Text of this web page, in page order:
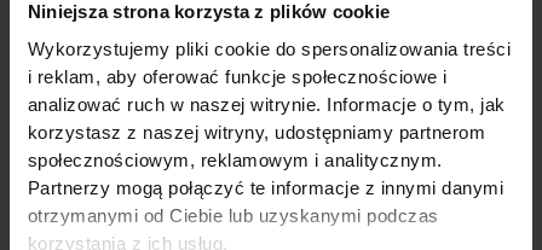
Niniejsza strona korzysta z plików cookie
Wykorzystujemy pliki cookie do spersonalizowania treści
i reklam, aby oferować funkcje społecznościowe i
analizować ruch w naszej witrynie. Informacje o tym, jak
korzystasz z naszej witryny, udostępniamy partnerom
społecznościowym, reklamowym i analitycznym.
Partnerzy mogą połączyć te informacje z innymi danymi
otrzymanymi od Ciebie lub uzyskanymi podczas
korzystania z ich usług.
Kradzież „na kupca”
W tej metodzie przestępca podszywa się pod osobę
zainteresowaną kupnem auta. Prosi o jazdę próbną i
jako zastaw oferuje swój samochód. Gdy otrzyma
kluczyki i dokumenty, po prostu odjeżdża. Auto
pozostawione jako zabezpieczenie zazwyczaj okazuje
się kradzione lub pochodzi z przestępstwa.